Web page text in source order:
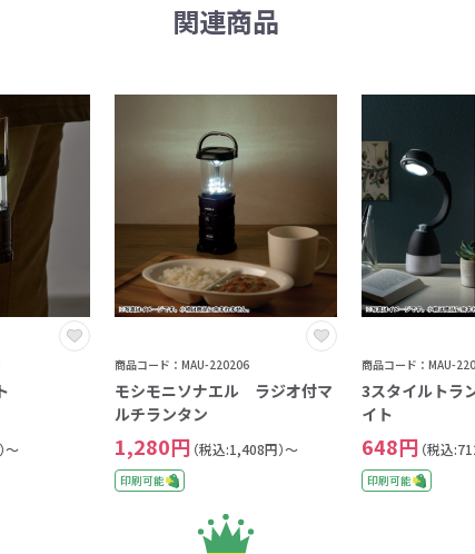
関連商品
～
商品コード：MAU-220206
モシモニソナエル ラジオ付マ
ルチランタン
1,280円 （税込:1,408円）～
印刷可能
商品コード：MAU-
3スタイルトラ
イト
648円 （税込
印刷可能